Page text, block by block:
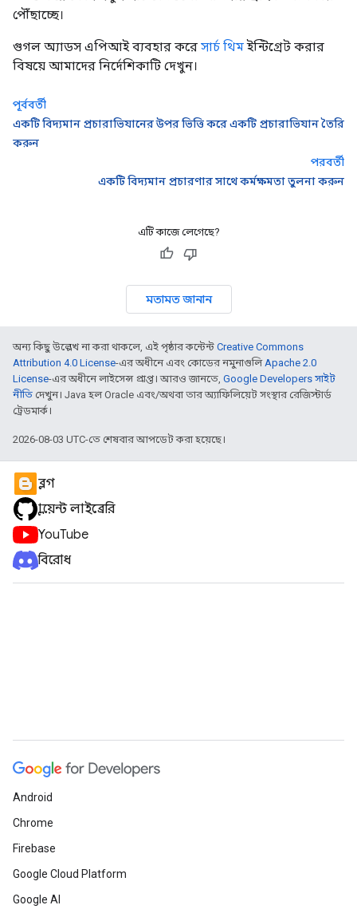
পৌঁছাচ্ছে।
গুগল অ্যাডস এপিআই ব্যবহার করে সার্চ থিমইন্টিগ্রেট করার
বিষয়ে আমাদের নির্দেশিকাটি দেখুন।
পূর্ববর্তী
একটি বিদ্যমান প্রচারাভিযানের উপর ভিত্তি করে একটি প্রচারাভিযান তৈরি
করুন
পরবর্তী
একটি বিদ্যমান প্রচারণার সাথে কর্মক্ষমতা তুলনা করুন
এটি কাজে লেগেছে?
মতামত জানান
অন্য কিছু উল্লেখ না করা থাকলে, এই পৃষ্ঠার কন্টেন্ট Creative Commons
Attribution 4.0 License-এর অধীনে এবং কোডের নমুনাগুলিApache 2.0
License-এর অধীনে লাইসেন্স প্রাপ্ত। আরও জানতে, Google Developers সাইট
নীতি দেখুন। Java হল Oracle এবং/অথবা তার অ্যাফিলিয়েট সংস্থার রেজিস্টার্ড
ট্রেডমার্ক।
2026-08-03 UTC-তে শেষবার আপডেট করা হয়েছে।
ব্লগ
ক্লায়েন্ট লাইব্রেরি
YouTube
বিরোধ
Android
Chrome
Firebase
Google Cloud Platform
Google AI